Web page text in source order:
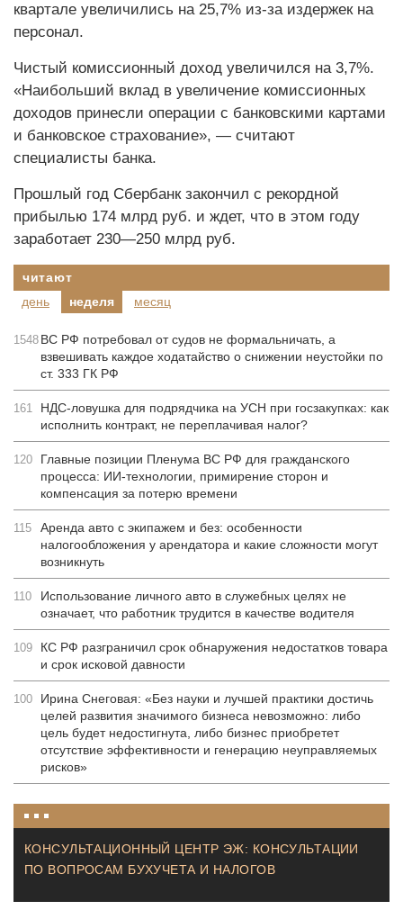
квартале увеличились на 25,7% из-за издержек на
персонал.
Чистый комиссионный доход увеличился на 3,7%.
«Наибольший вклад в увеличение комиссионных
доходов принесли операции с банковскими картами
и банковское страхование», — считают
специалисты банка.
Прошлый год Сбербанк закончил с рекордной
прибылью 174 млрд руб. и ждет, что в этом году
заработает 230—250 млрд руб.
читают
день
неделя месяц
1548 ВС РФ потребовал от судов не формальничать, а
взвешивать каждое ходатайство о снижении неустойки по
ст. 333 ГК РФ
161
НДС-ловушка для подрядчика на УСН при госзакупках: как
исполнить контракт, не переплачивая налог?
120
Главные позиции Пленума ВС РФ для гражданского
процесса: ИИ-технологии, примирение сторон и
компенсация за потерю времени
115
Аренда авто с экипажем и без: особенности
налогообложения у арендатора и какие сложности могут
возникнуть
110
Использование личного авто в служебных целях не
означает, что работник трудится в качестве водителя
109
КС РФ разграничил срок обнаружения недостатков товара
и срок исковой давности
100
Ирина Снеговая: «Без науки и лучшей практики достичь
целей развития значимого бизнеса невозможно: либо
цель будет недостигнута, либо бизнес приобретет
отсутствие эффективности и генерацию неуправляемых
рисков»
КОНСУЛЬТАЦИОННЫЙ ЦЕНТР ЭЖ: КОНСУЛЬТАЦИИ
ПО ВОПРОСАМ БУХУЧЕТА И НАЛОГОВ